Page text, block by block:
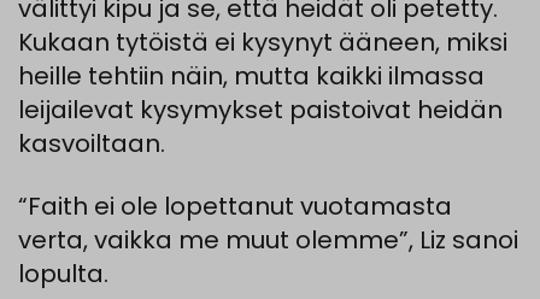
välittyi kipu ja se, että heidät oli petetty.
Kukaan tytöistä ei kysynyt ääneen, miksi
heille tehtiin näin, mutta kaikki ilmassa
leijailevat kysymykset paistoivat heidän
kasvoiltaan.
“Faith ei ole lopettanut vuotamasta
verta, vaikka me muut olemme”, Liz sanoi
lopulta.